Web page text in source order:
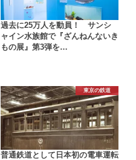
過去に25万人を動員！ サンシ
ャイン水族館で『ざんねんないき
もの展』第3弾を…
東京の鉄道
普通鉄道として日本初の電車運転